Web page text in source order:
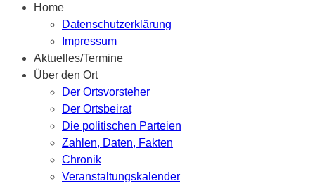
Home
Datenschutzerklärung
Impressum
Aktuelles/Termine
Über den Ort
Der Ortsvorsteher
Der Ortsbeirat
Die politischen Parteien
Zahlen, Daten, Fakten
Chronik
Veranstaltungskalender